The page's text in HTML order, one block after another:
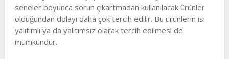
seneler boyunca sorun çıkartmadan kullanılacak ürünler
olduğundan dolayı daha çok tercih edilir. Bu ürünlerin ısı
yalıtımlı ya da yalıtımsız olarak tercih edilmesi de
mümkündür.